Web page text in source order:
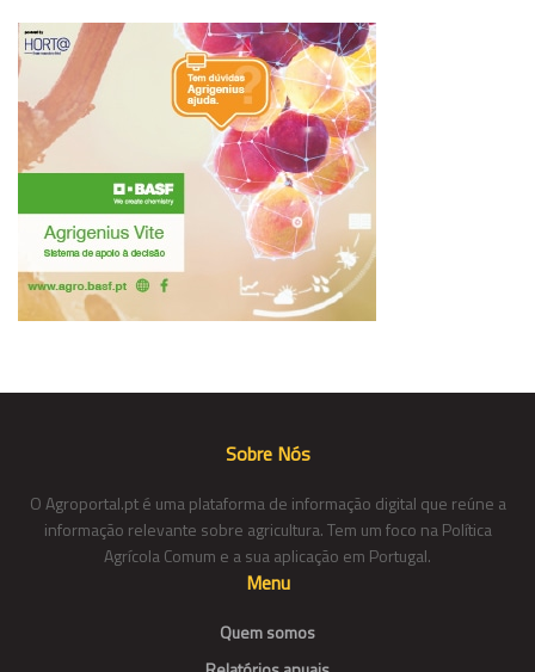
Sobre Nós
O Agroportal.pt é uma plataforma de informação digital que reúne a
informação relevante sobre agricultura. Tem um foco na Política
Agrícola Comum e a sua aplicação em Portugal.
Menu
Quem somos